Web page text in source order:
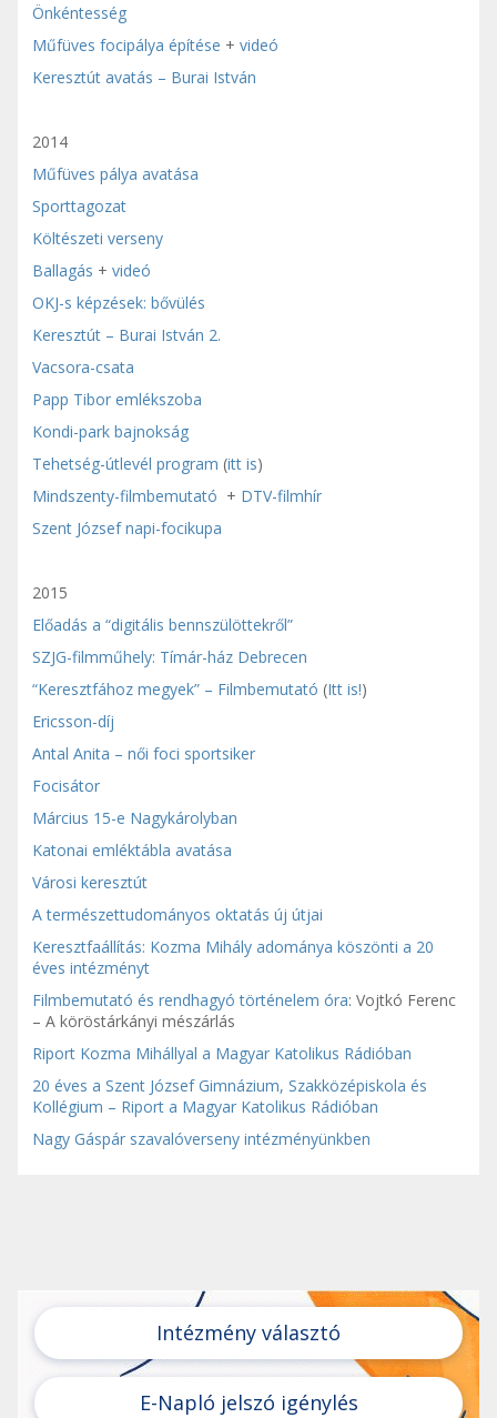
Önkéntesség
Műfüves focipálya építése + videó
Keresztút avatás – Burai István
2014
Műfüves pálya avatása
Sporttagozat
Költészeti verseny
Ballagás + videó
OKJ-s képzések: bővülés
Keresztút – Burai István 2.
Vacsora-csata
Papp Tibor emlékszoba
Kondi-park bajnokság
Tehetség-útlevél program (itt is)
Mindszenty-filmbemutató + DTV-filmhír
Szent József napi-focikupa
2015
Előadás a “digitális bennszülöttekről”
SZJG-filmműhely: Tímár-ház Debrecen
“Keresztfához megyek” – Filmbemutató (Itt is!)
Ericsson-díj
Antal Anita – női foci sportsiker
Focisátor
Március 15-e Nagykárolyban
Katonai emléktábla avatása
Városi keresztút
A természettudományos oktatás új útjai
Keresztfaállítás: Kozma Mihály adománya köszönti a 20
éves intézményt
Filmbemutató és rendhagyó történelem óra: Vojtkó Ferenc
– A köröstárkányi mészárlás
Riport Kozma Mihállyal a Magyar Katolikus Rádióban
20 éves a Szent József Gimnázium, Szakközépiskola és
Kollégium – Riport a Magyar Katolikus Rádióban
Nagy Gáspár szavalóverseny intézményünkben
Intézmény választó
E-Napló jelszó igénylés